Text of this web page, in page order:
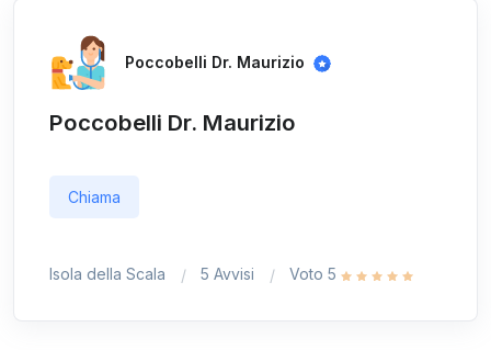
Poccobelli Dr. Maurizio
Poccobelli Dr. Maurizio
Chiama
Isola della Scala 5 Avvisi Voto 5